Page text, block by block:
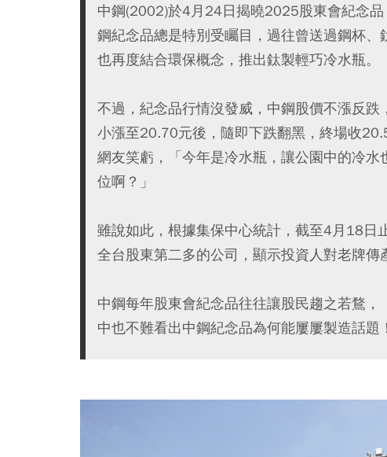
中鋼(2002)於4月24日揭曉2025股東會紀念
鋼紀念品總是特別受矚目，過往曾送過鋼杯
也再度結合環保概念，推出鈦製輕巧冷水瓶。
不過，紀念品行情沒發威，中鋼股價不漲反
小漲至20.70元後，隨即下跌翻黑，終場收
網友笑虧，「今年是冷水瓶，讓公園中的冷
位啊？」
雖說如此，根據集保中心統計，截至4月18
全台股東第二多的公司，顯示投資人對老牌傳
中鋼每年股東會紀念品往往讓股民趨之若鶩
中也不難看出中鋼紀念品為何能屢屢製造話題！